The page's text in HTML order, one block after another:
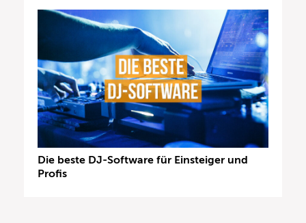
Die beste DJ-Software für Einsteiger und
Profis